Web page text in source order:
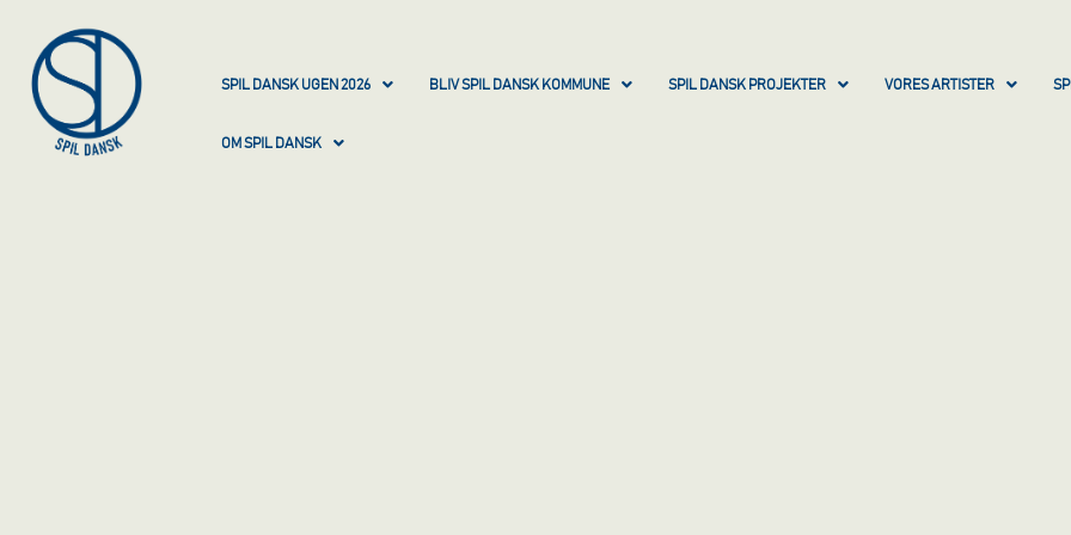
SPIL DANSK UGEN 2026 BLIV SPIL DANSK KOMMUNE SPIL DANSK PROJEKTER VORES ARTISTER
OM SPIL DANSK